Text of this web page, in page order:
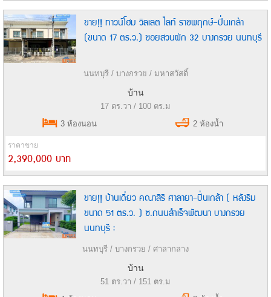
ขาย!! ทาวน์โฮม วิลเลต ไลท์ ราชพฤกษ์-ปิ่นเกล้า
(ขนาด 17 ตร.ว.) ซอยสวนผัก 32 บางกรวย นนทบุรี
นนทบุรี / บางกรวย / มหาสวัสดิ์
บ้าน
17 ตร.วา / 100 ตร.ม
3 ห้องนอน
2 ห้องน้ำ
ราคาขาย
2,390,000 บาท
ขาย!! บ้านเดี่ยว คณาสิริ ศาลายา-ปิ่นเกล้า ( หลังริม
ขนาด 51 ตร.ว. ) ซ.ถนนสำเร็จพัฒนา บางกรวย
นนทบุรี :
นนทบุรี / บางกรวย / ศาลากลาง
บ้าน
51 ตร.วา / 151 ตร.ม